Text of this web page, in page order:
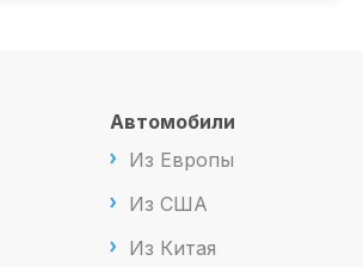
Автомобили
Из Европы
Из США
Из Китая